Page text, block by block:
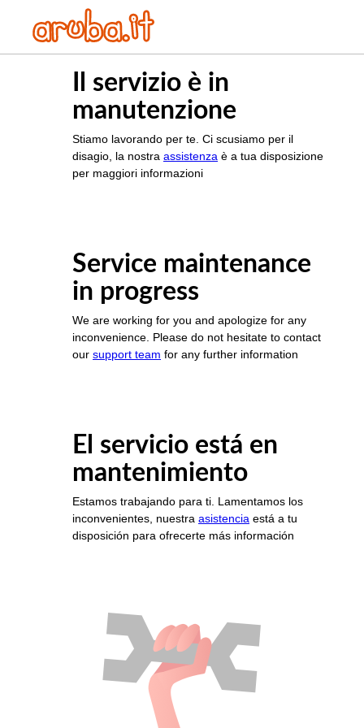
Il servizio è in
manutenzione
Stiamo lavorando per te. Ci scusiamo per il
disagio, la nostra assistenza è a tua disposizione
per maggiori informazioni
Service maintenance
in progress
We are working for you and apologize for any
inconvenience. Please do not hesitate to contact
our support team for any further information
El servicio está en
mantenimiento
Estamos trabajando para ti. Lamentamos los
inconvenientes, nuestra asistencia está a tu
disposición para ofrecerte más información